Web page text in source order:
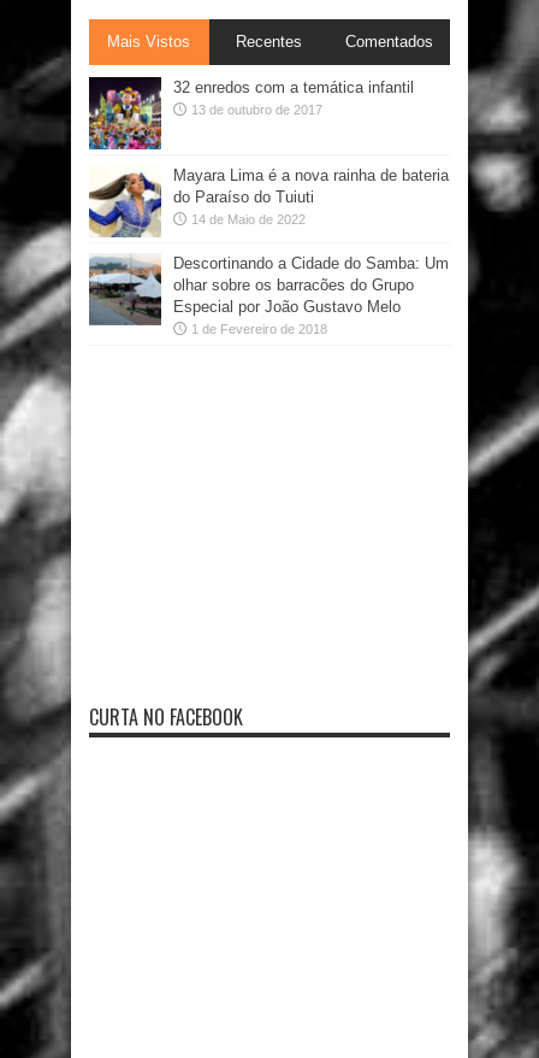
Mais Vistos Recentes Comentados
32 enredos com a temática infantil
13 de outubro de 2017
Mayara Lima é a nova rainha de bateria
do Paraíso do Tuiuti
14 de Maio de 2022
Descortinando a Cidade do Samba: Um
olhar sobre os barracões do Grupo
Especial por João Gustavo Melo
1 de Fevereiro de 2018
CURTA NO FACEBOOK